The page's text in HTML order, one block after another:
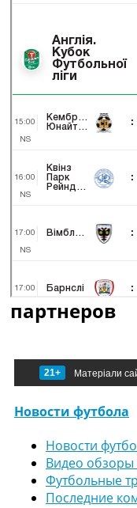
партнеров
21+ Матеріали
Новости футбола
Новости
Видео обзоры
Футбольные
Последние